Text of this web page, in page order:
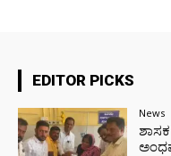
EDITOR PICKS
News